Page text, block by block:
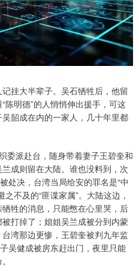
挂大半辈子。吴石牺牲后，他留
陈明德”的人悄悄伸出援手，可这
韶成在内的一家人，几十年里都
委派赴台，随身带着妻子王碧奎和
成则留在大陆。谁也没料到，次
处决，台湾当局给安的罪名是“中
不及的“匪谍家属”。大陆这边，
牲的消息，只能憋在心里哭，后
打掉了；姐姐吴兰成被分到内蒙
湾那边更惨，王碧奎被判九年监
吴健成被房东赶出门，夜里只能